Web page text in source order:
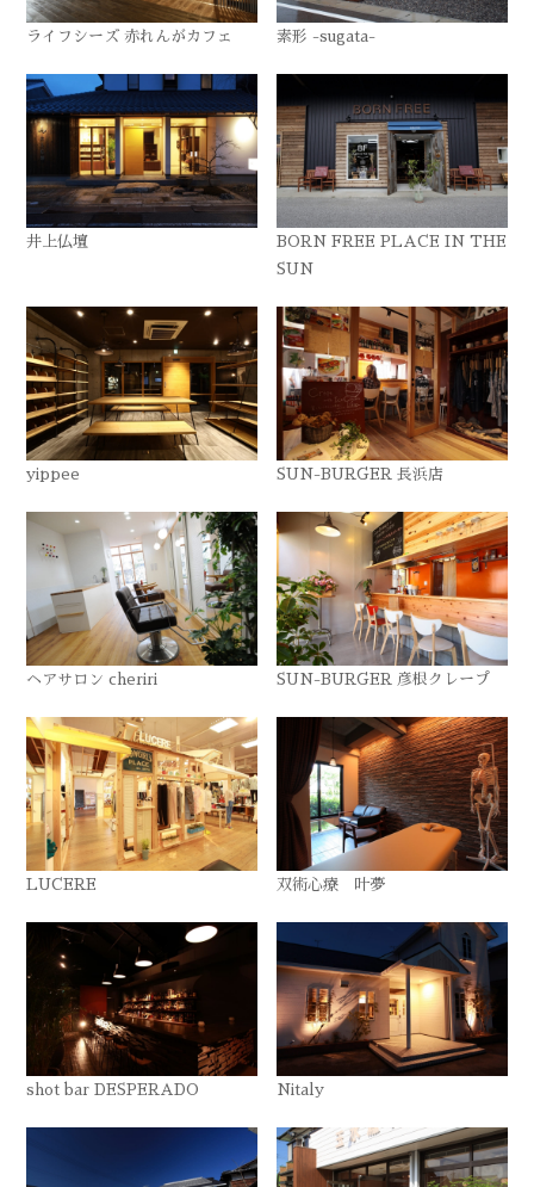
ライフシーズ 赤れんがカフェ 素形 -sugata-
井上仏壇
BORN FREE PLACE IN THE
SUN
yippee SUN-BURGER 長浜店
ヘアサロン cheriri SUN-BURGER 彦根クレープ
LUCERE 双術心療 叶夢
shot bar DESPERADO Nitaly